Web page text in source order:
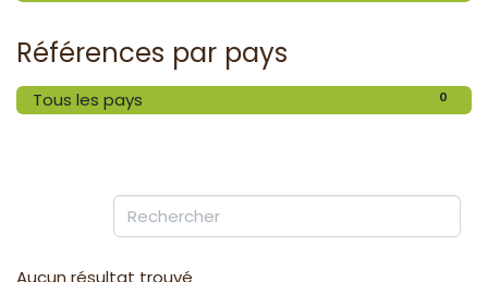
Références par pays
0
Tous les pays
Aucun résultat trouvé